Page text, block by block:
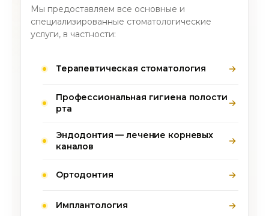
Мы предоставляем все основные и
специализированные стоматологические
услуги, в частности:
Терапевтическая стоматология
Профессиональная гигиена полости
рта
Эндодонтия — лечение корневых
каналов
Ортодонтия
Имплантология